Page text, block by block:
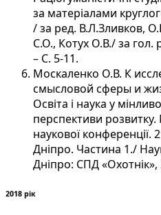
за матеріалами
/ за ред. В.Л.Зливков,
С.О., Котух О.В./ за гол.
– С. 5-11.
Москаленко О.В. К
смысловой сферы и
Освіта і наука у
перспективи
наукової конференції.
Дніпро. Частина 1./
Дніпро: СПД «Охотнік»,
2018 рік